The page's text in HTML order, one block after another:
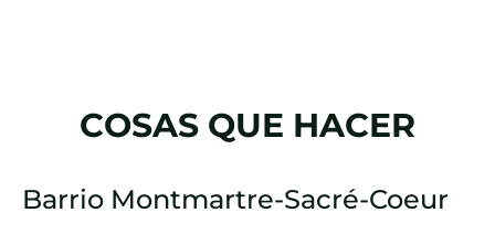
COSAS QUE HACER
Barrio Montmartre-Sacré-Coeur